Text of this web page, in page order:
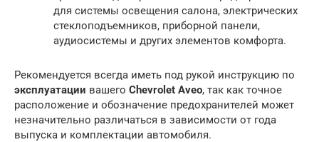
для системы освещения салона, электрических
стеклоподъемников, приборной панели,
аудиосистемы и других элементов комфорта.
Рекомендуется всегда иметь под рукой инструкцию по
эксплуатации вашего Chevrolet Aveo, так как точное
расположение и обозначение предохранителей может
незначительно различаться в зависимости от года
выпуска и комплектации автомобиля.